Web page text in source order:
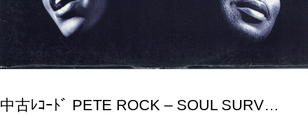
中古ﾚｺｰﾄﾞ PETE ROCK – SOUL SURV…